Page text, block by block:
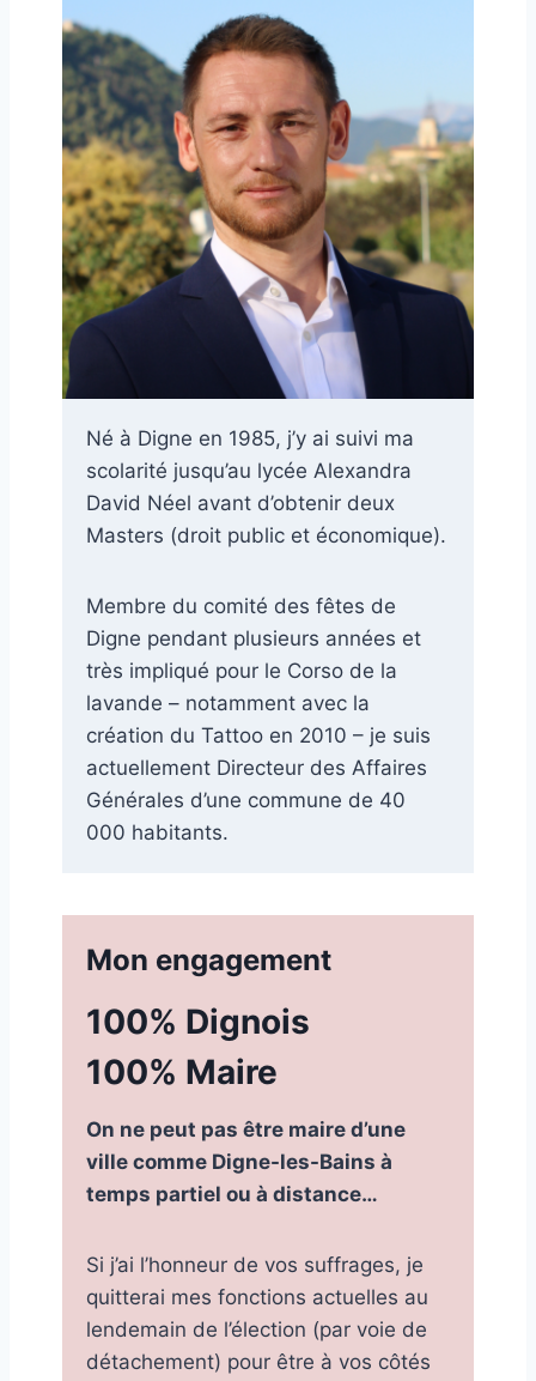
Né à Digne en 1985, j’y ai suivi ma
scolarité jusqu’au lycée Alexandra
David Néel avant d’obtenir deux
Masters (droit public et économique).
Membre du comité des fêtes de
Digne pendant plusieurs années et
très impliqué pour le Corso de la
lavande – notamment avec la
création du Tattoo en 2010 – je suis
actuellement Directeur des Affaires
Générales d’une commune de 40
000 habitants.
Mon engagement
100% Dignois
100% Maire
On ne peut pas être maire d’une
ville comme Digne-les-Bains à
temps partiel ou à distance…
Si j’ai l’honneur de vos suffrages, je
quitterai mes fonctions actuelles au
lendemain de l’élection (par voie de
détachement) pour être à vos côtés